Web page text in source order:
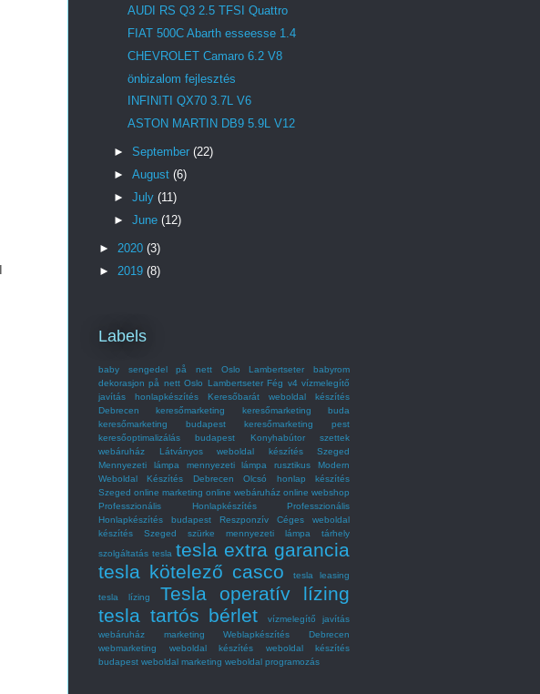
AUDI RS Q3 2.5 TFSI Quattro
FIAT 500C Abarth esseesse 1.4
CHEVROLET Camaro 6.2 V8
önbizalom fejlesztés
INFINITI QX70 3.7L V6
ASTON MARTIN DB9 5.9L V12
► September (22)
► August (6)
► July (11)
► June (12)
► 2020 (3)
► 2019 (8)
Labels
baby sengedel på nett Oslo Lambertseter
babyrom
dekorasjon på nett Oslo Lambertseter Fég v4 vízmelegítő
javítás
honlapkészítés
Keresőbarát weboldal készítés
Debrecen
keresőmarketing
keresőmarketing buda
keresőmarketing budapest
keresőmarketing pest
keresőoptimalizálás budapest
Konyhabútor szettek
webáruház
Látványos weboldal készítés Szeged
Mennyezeti lámpa
mennyezeti lámpa rusztikus
Modern
Weboldal Készítés Debrecen
Olcsó honlap készítés
Szeged online marketing online webáruház online webshop
Professzionális Honlapkészítés
Professzionális
Honlapkészítés budapest
Reszponzív Céges weboldal
készítés Szeged
szürke mennyezeti lámpa
tárhely
szolgáltatás tesla tesla extra garancia
tesla kötelező casco
tesla leasing
tesla lízing
Tesla operatív lízing
tesla tartós bérlet
vízmelegítő javítás
webáruház marketing
Weblapkészítés Debrecen
webmarketing
weboldal készítés
weboldal készítés
budapest weboldal marketing weboldal programozás